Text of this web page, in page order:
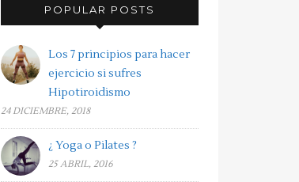
POPULAR POSTS
Los 7 principios para hacer
ejercicio si sufres
Hipotiroidismo
24 DICIEMBRE, 2018
¿ Yoga o Pilates ?
25 ABRIL, 2016